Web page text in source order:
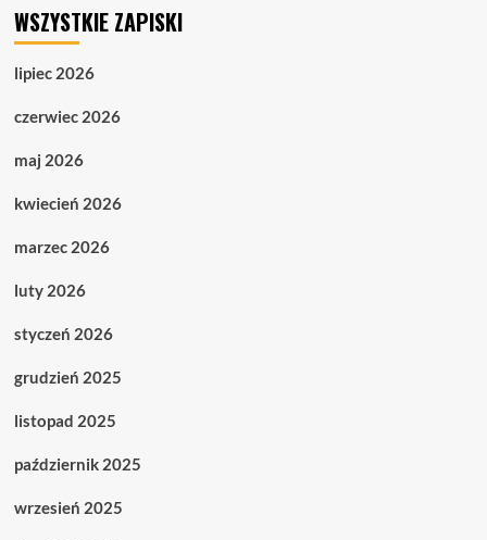
WSZYSTKIE ZAPISKI
lipiec 2026
czerwiec 2026
maj 2026
kwiecień 2026
marzec 2026
luty 2026
styczeń 2026
grudzień 2025
listopad 2025
październik 2025
wrzesień 2025